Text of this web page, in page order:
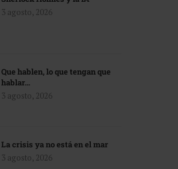
3 agosto, 2026
Que hablen, lo que tengan que
hablar…
3 agosto, 2026
La crisis ya no está en el mar
3 agosto, 2026